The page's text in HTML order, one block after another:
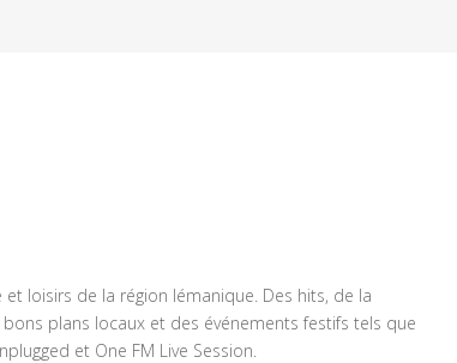
et loisirs de la région lémanique. Des hits, de la
plans locaux et des événements festifs tels que
et One FM Live Session.